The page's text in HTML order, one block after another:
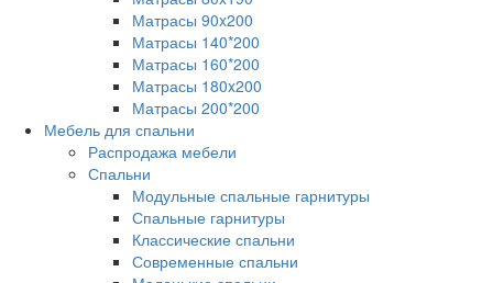
Матрасы 90x200
Матрасы 140*200
Матрасы 160*200
Матрасы 180x200
Матрасы 200*200
Мебель для спальни
Распродажа мебели
Спальни
Модульные спальные гарнитуры
Спальные гарнитуры
Классические спальни
Современные спальни